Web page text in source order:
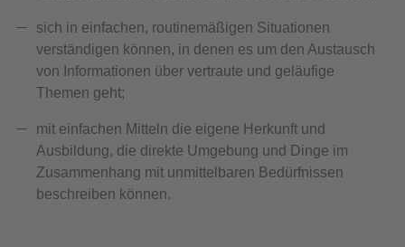
sich in einfachen, routinemäßigen Situationen
verständigen können, in denen es um den Austausch
von Informationen über vertraute und geläufige
Themen geht;
mit einfachen Mitteln die eigene Herkunft und
Ausbildung, die direkte Umgebung und Dinge im
Zusammenhang mit unmittelbaren Bedürfnissen
beschreiben können.